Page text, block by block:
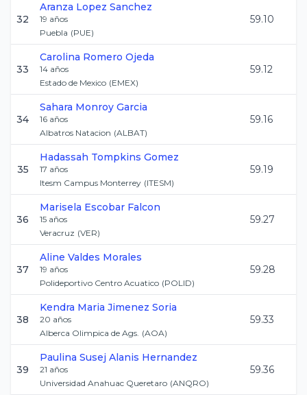
32
Aranza Lopez Sanchez
19 años
Puebla (PUE)
59.10
33
Carolina Romero Ojeda
14 años
Estado de Mexico (EMEX)
59.12
34
Sahara Monroy Garcia
16 años
Albatros Natacion (ALBAT)
59.16
35
Hadassah Tompkins Gomez
17 años
Itesm Campus Monterrey (ITESM)
59.19
36
Marisela Escobar Falcon
15 años
Veracruz (VER)
59.27
37
Aline Valdes Morales
19 años
Polideportivo Centro Acuatico (POLID)
59.28
38
Kendra Maria Jimenez Soria
20 años
Alberca Olimpica de Ags. (AOA)
59.33
39
Paulina Susej Alanis Hernandez
21 años
Universidad Anahuac Queretaro (ANQRO)
59.36